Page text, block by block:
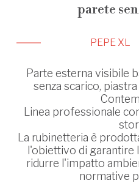
parete
PEPE XL
Parte esterna visibile
senza scarico,
Linea professionale
La rubinetteria è
l'obiettivo di garantire
ridurre l'impatto
normative